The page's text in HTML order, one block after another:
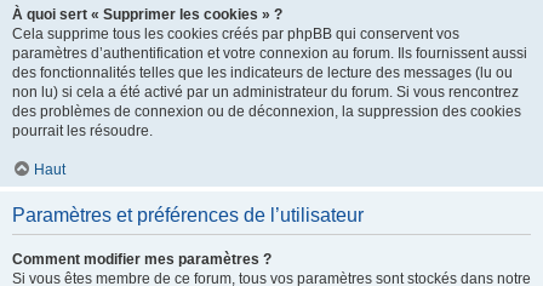
À quoi sert « Supprimer les cookies » ?
Cela supprime tous les cookies créés par phpBB qui conservent vos
paramètres d’authentification et votre connexion au forum. Ils fournissent aussi
des fonctionnalités telles que les indicateurs de lecture des messages (lu ou
non lu) si cela a été activé par un administrateur du forum. Si vous rencontrez
des problèmes de connexion ou de déconnexion, la suppression des cookies
pourrait les résoudre.
Haut
Paramètres et préférences de l’utilisateur
Comment modifier mes paramètres ?
Si vous êtes membre de ce forum, tous vos paramètres sont stockés dans notre